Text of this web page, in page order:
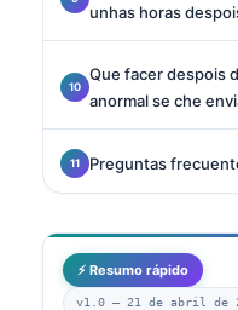
unhas horas
Que facer despois
anormal se che
Preguntas
⚡ Resumo rápido
v1.0 — 21 de abril de